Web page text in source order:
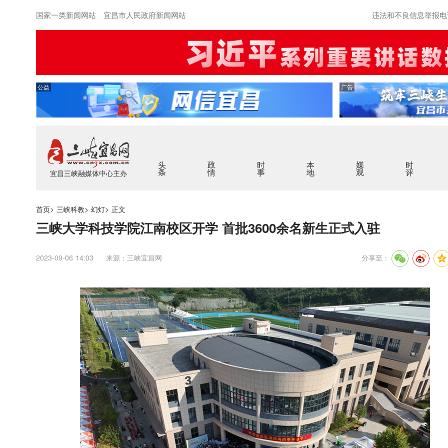
国家一类新闻网站 宜昌市人民政府新闻网站 违法和不良信息举报
公益 广告
宜昌三峡融媒体中心主办
头条 政情 时事 本地 媒观 时评
首页> 三峡科教> 幻灯> 正文
三峡大学科技学院江南校区开学 首批3600余名新生正式入驻
2023-09-06 14:03 来源：三峡宜昌网 分享至：